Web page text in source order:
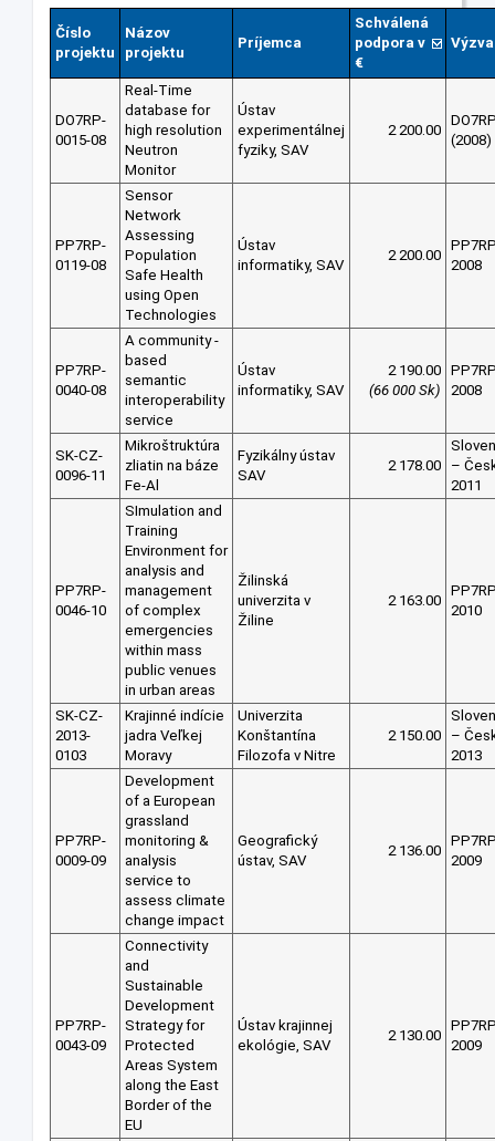
Číslo
projektu
Názov
projektu
Príjemca
Schválená
podpora v
€
Výzva
DO7RP-
0015-08
Real-Time
database for
high resolution
Neutron
Monitor
Ústav
experimentálnej
fyziky, SAV
2 200.00
(2008)
PP7RP-
0119-08
Sensor
Network
Assessing
Population
Safe Health
using Open
Technologies
Ústav
informatiky, SAV
2 200.00
2008
PP7RP-
0040-08
A community -
based
semantic
interoperability
service
Ústav
informatiky, SAV
2 190.00
(66 000 Sk)
2008
SK-CZ-
0096-11
Mikroštruktúra
zliatin na báze
Fe-Al
Fyzikálny ústav
SAV
2 178.00
–
2011
PP7RP-
0046-10
SImulation and
Training
Environment for
analysis and
management
of complex
emergencies
within mass
public venues
in urban areas
Žilinská
univerzita v
Žiline
2 163.00
2010
SK-CZ-
2013-
0103
Krajinné indície
jadra Veľkej
Moravy
Univerzita
Konštantína
Filozofa v Nitre
2 150.00
–
2013
PP7RP-
0009-09
Development
of a European
grassland
monitoring &
analysis
service to
assess climate
change impact
Geografický
ústav, SAV
2 136.00
2009
PP7RP-
0043-09
Connectivity
and
Sustainable
Development
Strategy for
Protected
Areas System
along the East
Border of the
EU
Ústav krajinnej
ekológie, SAV
2 130.00
2009